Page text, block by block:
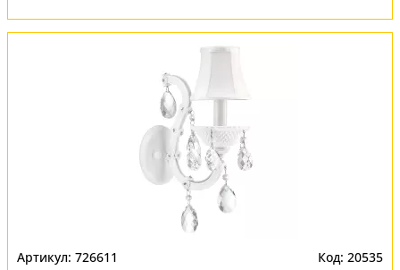
726611 20535